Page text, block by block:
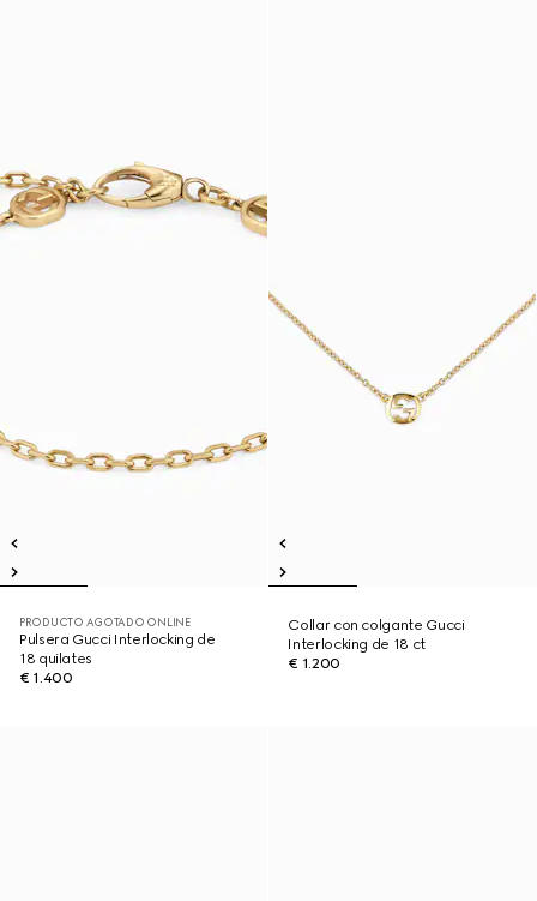
PRODUCTO AGOTADO ONLINE
Pulsera Gucci Interlocking de
18 quilates
€ 1.400
Collar con colgante Gucci
Interlocking de 18 ct
€ 1.200